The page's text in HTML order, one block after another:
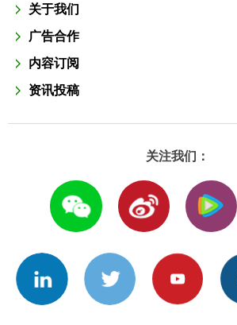
关于我们
广告合作
内容订阅
资讯投稿
关注我们：